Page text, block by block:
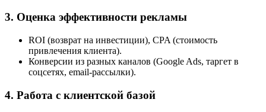
3. Оценка эффективности рекламы
ROI (возврат на инвестиции), CPA (стоимость
привлечения клиента).
Конверсии из разных каналов (Google Ads, таргет в
соцсетях, email-рассылки).
4. Работа с клиентской базой